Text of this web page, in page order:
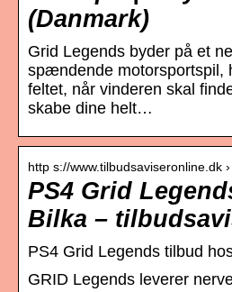
(Danmark)
Grid Legends byder på et
spændende motorsportspil,
feltet, når vinderen skal
skabe dine helt…
http s://www.tilbudsaviseronline.dk
PS4 Grid
Bilka –
PS4 Grid Legends tilbud
GRID Legends leverer